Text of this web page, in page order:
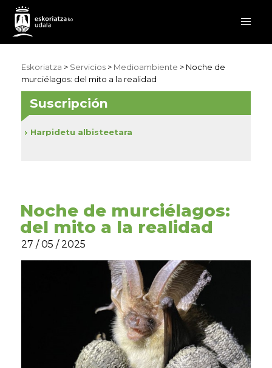
Eskoriatza > Servicios > Medioambiente > Noche de
murciélagos: del mito a la realidad
Noche de murciélagos:
del mito a la realidad
27 / 05 / 2025
Suscripción
Harpidetu albisteetara